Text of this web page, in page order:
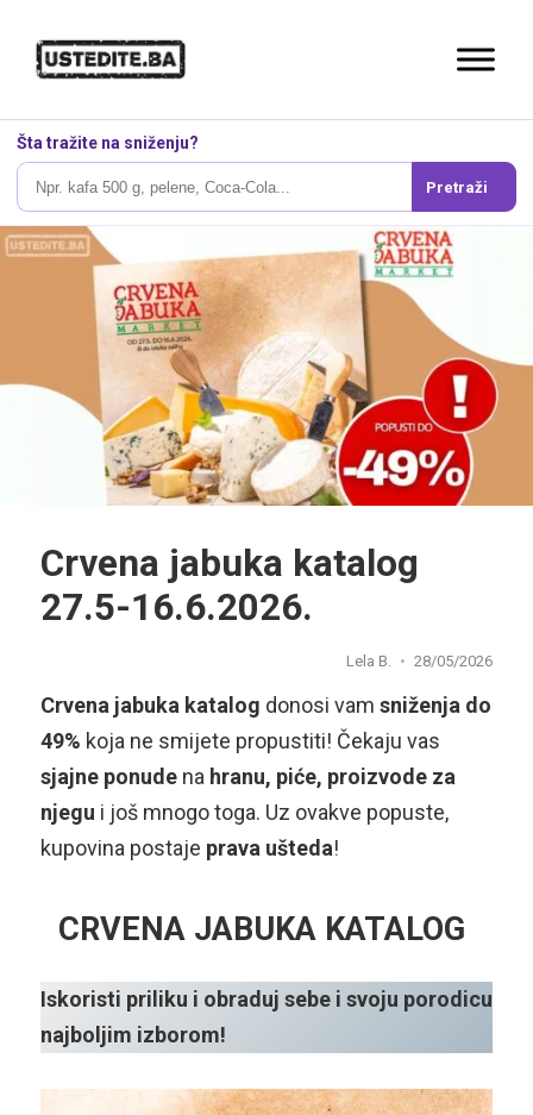
Šta tražite na sniženju?
Pretraži
Crvena jabuka katalog
27.5-16.6.2026.
Lela B. 28/05/2026
Crvena jabuka katalog donosi vam sniženja do
49% koja ne smijete propustiti! Čekaju vas
sjajne ponudena hranu, piće, proizvode za
njegu i još mnogo toga. Uz ovakve popuste,
kupovina postaje prava ušteda!
CRVENA JABUKA KATALOG
Iskoristi priliku i obraduj sebe i svoju porodicu
najboljim izborom!